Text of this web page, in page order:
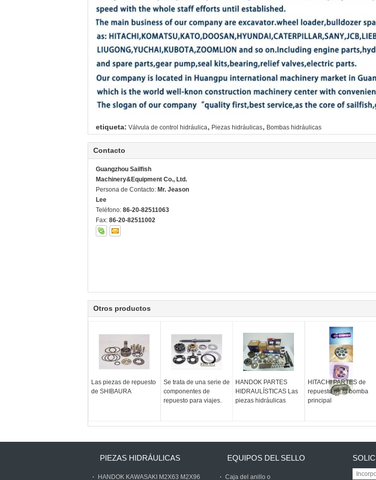
etiqueta: Válvula de control hidráulica, Piezas hidráulicas, Bombas hidráulicas
Contacto
Guangzhou Sailfish
Machinery&Equipment Co., Ltd.
Persona de Contacto: Mr. Jeason
Lee
Teléfono: 86-20-82511063
Fax: 86-20-82511002
Otros productos
Las piezas de repuesto
de SHIBAURA
Se trata de una serie de
componentes de
repuesto para viajes.
HANDOK PARTES
HIDRAULÍSTICAS Las
piezas hidráulicas
HITACHI PARTES de
repuesto de la bomba
principal
PIEZAS HIDRÁULICAS
HANDOK KAWASAKI M2X63 M2X96
EQUIPOS DEL SELLO
Caja del anillo o